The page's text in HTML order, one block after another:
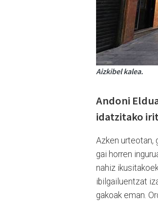
Aizkibel kalea.
Andoni
idatzitako
Azken urteotan,
gai horren
nahiz
ibilgailuentzat
gakoak eman.